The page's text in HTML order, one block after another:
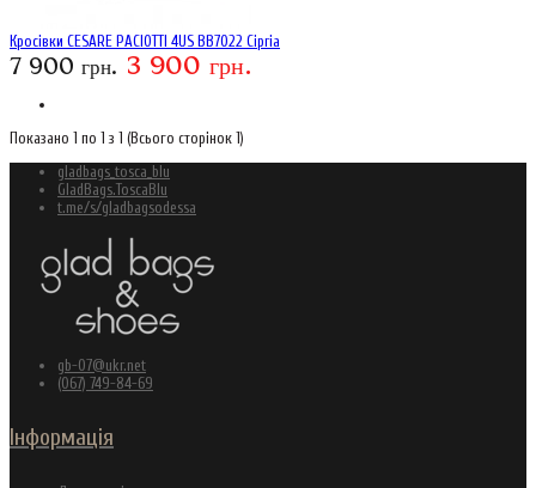
Кросівки CESARE PACIOTTI 4US BB7022 Cipria
7 900 грн. 3 900 грн.
Показано 1 по 1 з 1 (Всього сторінок 1)
gladbags_tosca_blu
GladBags.ToscaBlu
t.me/s/gladbagsodessa
gb-07@ukr.net
(067) 749-84-69
Інформація